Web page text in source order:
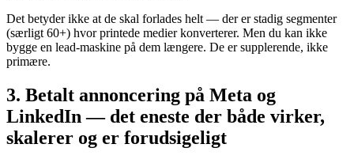
Det betyder ikke at de skal forlades helt — der er stadig segmenter
(særligt 60+) hvor printede medier konverterer. Men du kan ikke
bygge en lead-maskine på dem længere. De er supplerende, ikke
primære.
3. Betalt annoncering på Meta og
LinkedIn — det eneste der både virker,
skalerer og er forudsigeligt